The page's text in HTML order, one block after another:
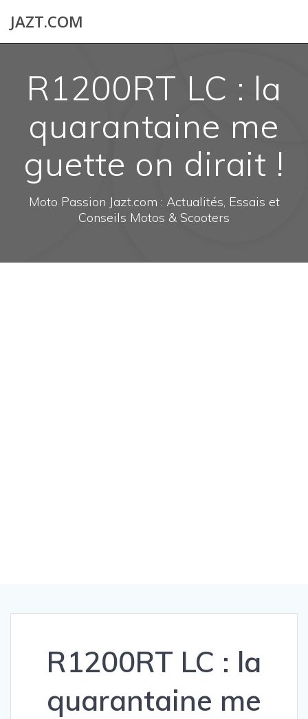
JAZT.COM
R1200RT LC : la
quarantaine me
guette on dirait !
Moto Passion Jazt.com : Actualités, Essais et
Conseils Motos & Scooters
R1200RT LC : la
quarantaine me